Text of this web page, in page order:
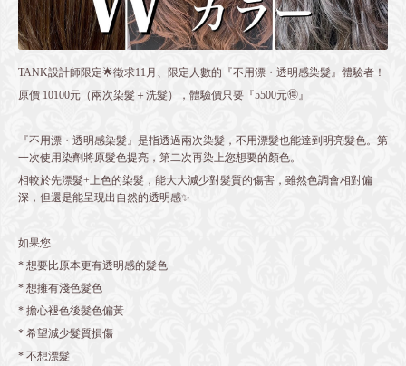
TANK設計師限定🌟徵求11月、限定人數的『不用漂・透明感染髮』體驗者！
原價 10100元（兩次染髮＋洗髮），體驗價只要『5500元🉐』
『不用漂・透明感染髮』是指透過兩次染髮，不用漂髮也能達到明亮髮色。第
一次使用染劑將原髮色提亮，第二次再染上您想要的顏色。
相較於先漂髮+上色的染髮，能大大減少對髮質的傷害，雖然色調會相對偏
深，但還是能呈現出自然的透明感✨
如果您…
* 想要比原本更有透明感的髮色
* 想擁有淺色髮色
* 擔心褪色後髮色偏黃
* 希望減少髮質損傷
* 不想漂髮